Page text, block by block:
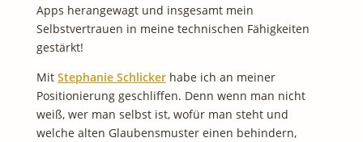
Apps herangewagt und insgesamt mein
Selbstvertrauen in meine technischen Fähigkeiten
gestärkt!
Mit Stephanie Schlickerhabe ich an meiner
Positionierung geschliffen. Denn wenn man nicht
weiß, wer man selbst ist, wofür man steht und
welche alten Glaubensmuster einen behindern,